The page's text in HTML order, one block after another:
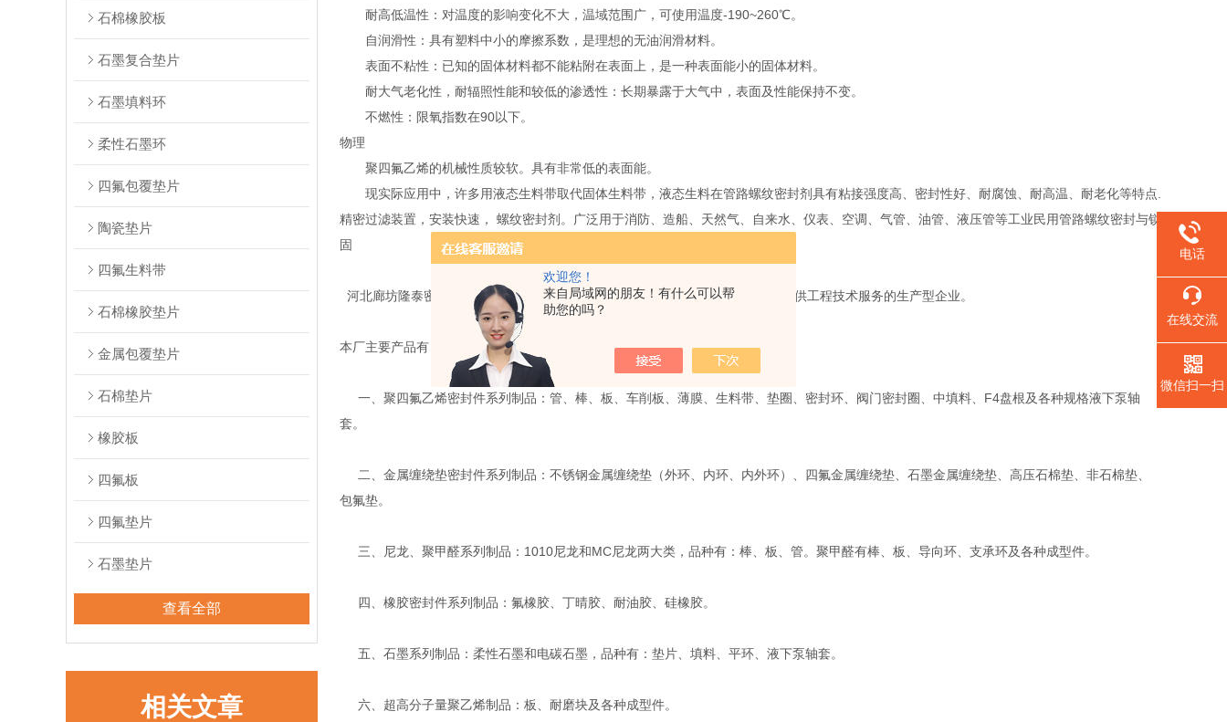
欢迎您！
来自局域网的朋友！有什么可以帮
助您的吗？
石棉橡胶板
石墨复合垫片
石墨填料环
柔性石墨环
四氟包覆垫片
陶瓷垫片
四氟生料带
石棉橡胶垫片
金属包覆垫片
石棉垫片
橡胶板
四氟板
四氟垫片
石墨垫片
查看全部
相关文章
耐高低温性：对温度的影响变化不大，温域范围广，可使用温度-190~260℃。
自润滑性：具有塑料中小的摩擦系数，是理想的无油润滑材料。
表面不粘性：已知的固体材料都不能粘附在表面上，是一种表面能小的固体材料。
耐大气老化性，耐辐照性能和较低的渗透性：长期暴露于大气中，表面及性能保持不变。
不燃性：限氧指数在90以下。
物理
聚四氟乙烯的机械性质较软。具有非常低的表面能。
现实际应用中，许多用液态生料带取代固体生料带，液态生料在管路螺纹密封剂具有粘接强度高、密封性好、耐腐蚀、耐高温、耐老化等特点.
精密过滤装置，安装快速， 螺纹密封剂。广泛用于消防、造船、天然气、自来水、仪表、空调、气管、油管、液压管等工业民用管路螺纹密封与锁
固
河北廊坊隆泰密封材料有限公司是一家专业以密封产品研发、制造、销售以及提供工程技术服务的生产型企业。
本厂主要产品有：
一、聚四氟乙烯密封件系列制品：管、棒、板、车削板、薄膜、生料带、垫圈、密封环、阀门密封圈、中填料、F4盘根及各种规格液下泵轴
套。
二、金属缠绕垫密封件系列制品：不锈钢金属缠绕垫（外环、内环、内外环）、四氟金属缠绕垫、石墨金属缠绕垫、高压石棉垫、非石棉垫、
包氟垫。
三、尼龙、聚甲醛系列制品：1010尼龙和MC尼龙两大类，品种有：棒、板、管。聚甲醛有棒、板、导向环、支承环及各种成型件。
四、橡胶密封件系列制品：氟橡胶、丁晴胶、耐油胶、硅橡胶。
五、石墨系列制品：柔性石墨和电碳石墨，品种有：垫片、填料、平环、液下泵轴套。
六、超高分子量聚乙烯制品：板、耐磨块及各种成型件。
电话
在线交流
微信扫一扫